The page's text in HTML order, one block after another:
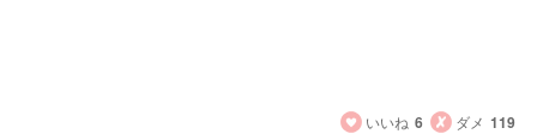
いいね 6 ダメ 119